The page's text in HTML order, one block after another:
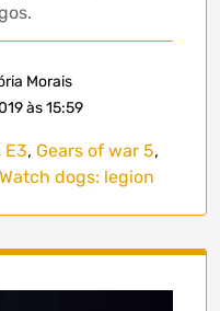
Morais
às 15:59
E3, Gears of war 5,
Watch dogs: legion